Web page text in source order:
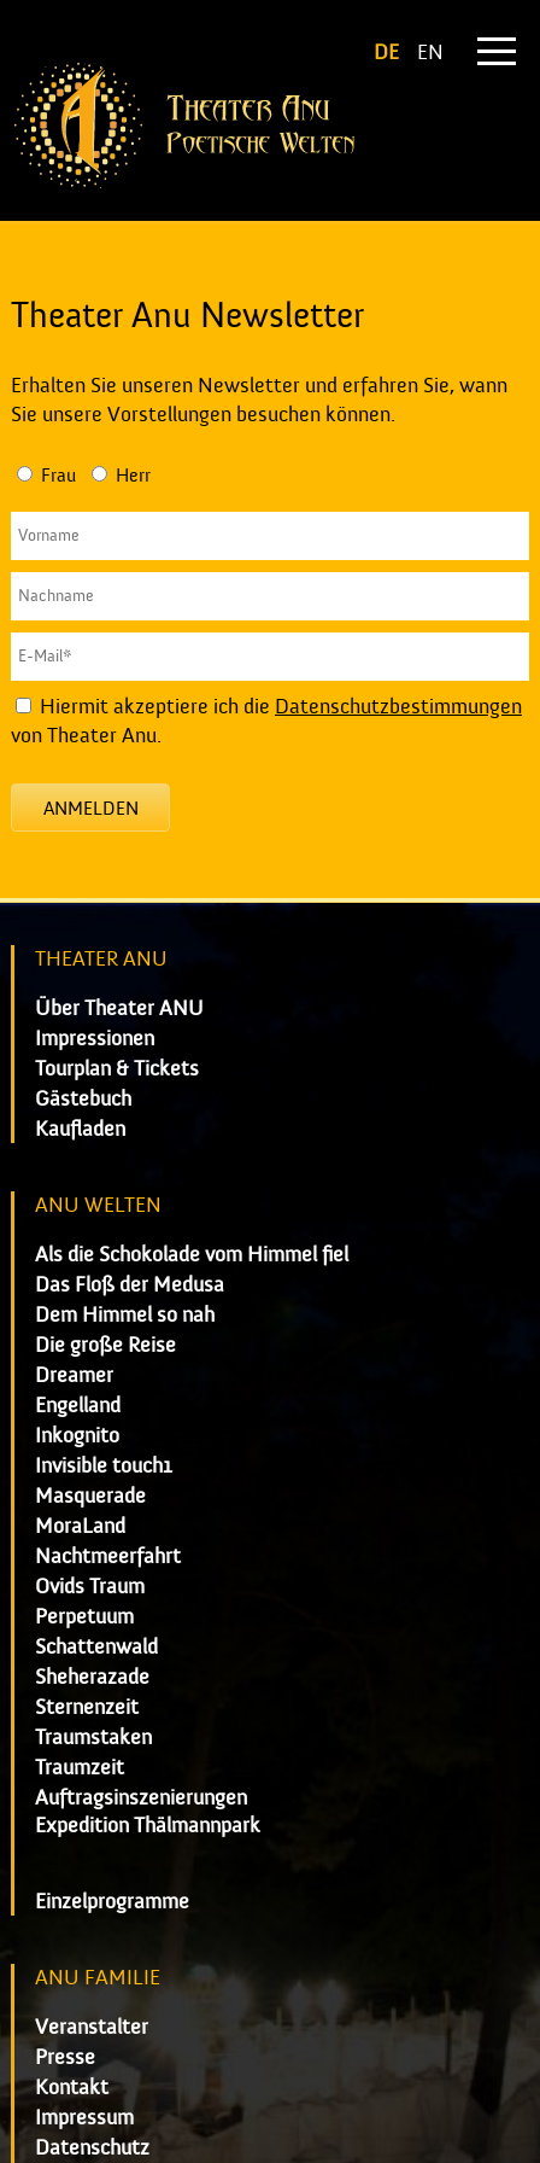
DE EN
Theater Anu Newsletter
Erhalten Sie unseren Newsletter und erfahren Sie, wann
Sie unsere Vorstellungen besuchen können.
Frau Herr
Hiermit akzeptiere ich die Datenschutzbestimmungen
von Theater Anu.
ANMELDEN
THEATER ANU
Über Theater ANU
Impressionen
Tourplan & Tickets
Gästebuch
Kaufladen
ANU WELTEN
Als die Schokolade vom Himmel fiel
Das Floß der Medusa
Dem Himmel so nah
Die große Reise
Dreamer
Engelland
Inkognito
Invisible touch1
Masquerade
MoraLand
Nachtmeerfahrt
Ovids Traum
Perpetuum
Schattenwald
Sheherazade
Sternenzeit
Traumstaken
Traumzeit
Auftragsinszenierungen
Expedition Thälmannpark
Einzelprogramme
ANU FAMILIE
Veranstalter
Presse
Kontakt
Impressum
Datenschutz